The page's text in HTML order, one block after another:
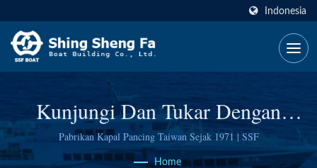
Indonesia
Kunjungi Dan Tukar Dengan
Japan EV Ship Sales Co., Ltd.
Pabrikan Kapal Pancing Taiwan Sejak 1971 | SSF
Home